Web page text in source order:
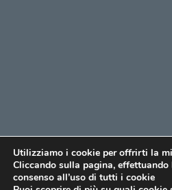
Utilizziamo i cookie per offrirti la
Cliccando sulla pagina,
consenso all’uso di tutti i cookie